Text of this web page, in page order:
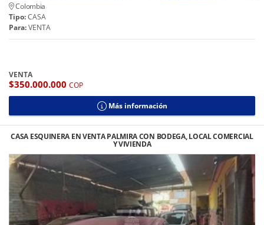
Colombia
Tipo:CASA
Para:VENTA
VENTA
$350.000.000 COP
Más información
CASA ESQUINERA EN VENTA PALMIRA CON BODEGA, LOCAL COMERCIAL
Y VIVIENDA